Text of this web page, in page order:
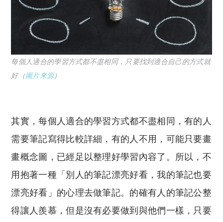
每個人適合的學習方式都不盡相同，只要找到適合自己的方式就
好（圖片來源）
其實，每個人適合的學習方式都不盡相同，有的人
需要筆記寫得比較詳細，有的人不用，可能只要畫
畫概念圖，已經足以整理好學習內容了。所以，不
用抱著一種「別人的筆記漂亮好看，我的筆記也要
漂亮好看」的心理去做筆記。的確有人的筆記公整
得讓人羨慕，但是沒有必要做到與他們一樣，只要